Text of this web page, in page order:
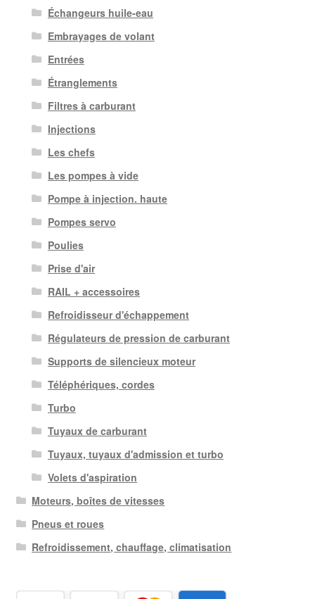
Échangeurs huile-eau
Embrayages de volant
Entrées
Étranglements
Filtres à carburant
Injections
Les chefs
Les pompes à vide
Pompe à injection. haute
Pompes servo
Poulies
Prise d'air
RAIL + accessoires
Refroidisseur d'échappement
Régulateurs de pression de carburant
Supports de silencieux moteur
Téléphériques, cordes
Turbo
Tuyaux de carburant
Tuyaux, tuyaux d'admission et turbo
Volets d'aspiration
Moteurs, boîtes de vitesses
Pneus et roues
Refroidissement, chauffage, climatisation